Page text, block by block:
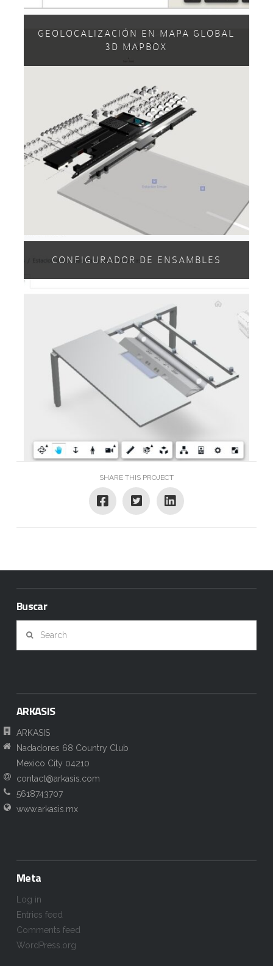
GEOLOCALIZACIÓN EN MAPA GLOBAL
3D MAPBOX
CONFIGURADOR DE ENSAMBLES
SHARE THIS PROJECT
Buscar
ARKASIS
ARKASIS
Nadadores 68 Country Club
Mexico City 04210
contact@arkasis.com
5618743707
www.arkasis.mx
Meta
Log in
Entries feed
Comments feed
WordPress.org